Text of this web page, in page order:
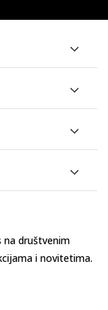
na društvenim
i novitetima.